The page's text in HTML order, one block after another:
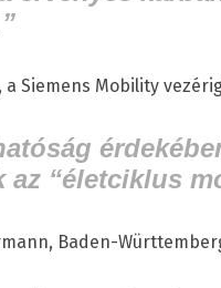
Siemens Mobility
az “életciklus
Baden-